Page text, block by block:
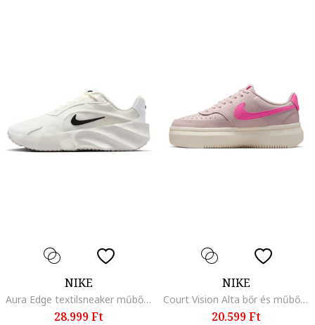
NIKE
Aura Edge textilsneaker műbőr részletekkel, Fehér
28.999 Ft
NIKE
Court Vision Alta bőr és műbőr flatform sneaker, Rózsaszín/Púderrózsaszín
20.599 Ft